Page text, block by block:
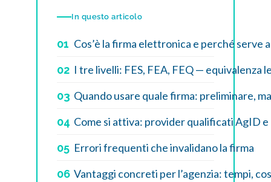
In questo articolo
01 Cos’è la firma elettronica e perché serve
02 I tre livelli: FES, FEA, FEQ — equivalenza
03 Quando usare quale firma: preliminare,
04 Come si attiva: provider qualificati AgID
05 Errori frequenti che invalidano la firma
06 Vantaggi concreti per l’agenzia: tempi,